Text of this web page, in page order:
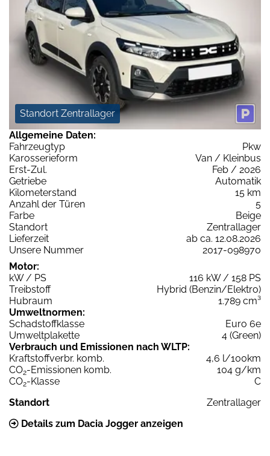
Standort Zentrallager
Allgemeine Daten:
Fahrzeugtyp
Pkw
Karosserieform
Van / Kleinbus
Erst-Zul.
Feb / 2026
Getriebe
Automatik
Kilometerstand
15 km
Anzahl der Türen
5
Farbe
Beige
Standort
Zentrallager
Lieferzeit
ab ca. 12.08.2026
Unsere Nummer
2017-098970
Motor:
kW / PS
116 kW / 158 PS
Treibstoff
Hybrid (Benzin/Elektro)
Hubraum
1.789 cm³
Umweltnormen:
Schadstoffklasse
Euro 6e
Umweltplakette
4 (Green)
Verbrauch und Emissionen nach WLTP:
Kraftstoffverbr. komb.
4,6 l/100km
CO2-Emissionen komb.
104 g/km
CO2-Klasse
C
Standort
Zentrallager
Details zum Dacia Jogger anzeigen